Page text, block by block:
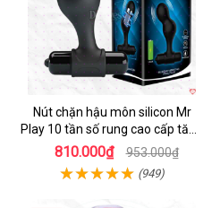
Nút chặn hậu môn silicon Mr
Play 10 tần số rung cao cấp tăng
khoái cảm
810.000₫ 953.000₫
(949)